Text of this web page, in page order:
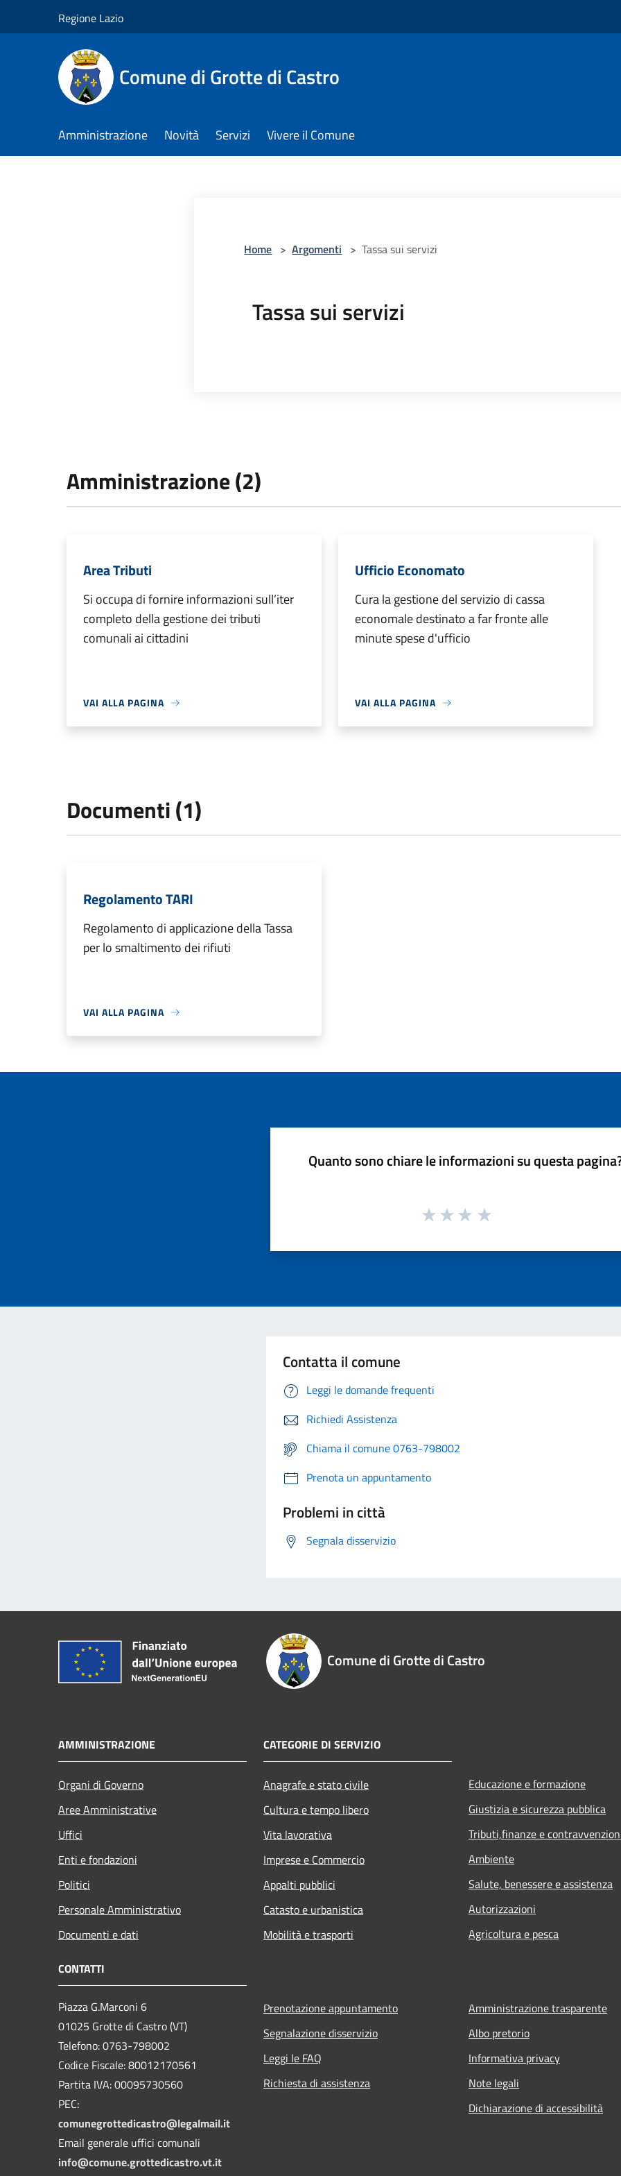
Regione Lazio
Comune di Grotte di Castro
Amministrazione Novità Servizi Vivere il Comune
Home > Argomenti > Tassa sui servizi
Tassa sui servizi
Amministrazione (2)
Area Tributi
Si occupa di fornire informazioni sull’iter
completo della gestione dei tributi
comunali ai cittadini
VAI ALLA PAGINA
Ufficio Economato
Cura la gestione del servizio di cassa
economale destinato a far fronte alle
minute spese d'ufficio
VAI ALLA PAGINA
Documenti (1)
Regolamento TARI
Regolamento di applicazione della Tassa
per lo smaltimento dei rifiuti
VAI ALLA PAGINA
Quanto sono chiare le informazioni su questa
Contatta il comune
Leggi le domande frequenti
Richiedi Assistenza
Chiama il comune 0763-798002
Prenota un appuntamento
Problemi in città
Segnala disservizio
Comune di Grotte di Castro
AMMINISTRAZIONE
Organi di Governo
Aree Amministrative
Uffici
Enti e fondazioni
Politici
Personale Amministrativo
Documenti e dati
CATEGORIE DI SERVIZIO
Anagrafe e stato civile
Cultura e tempo libero
Vita lavorativa
Imprese e Commercio
Appalti pubblici
Catasto e urbanistica
Mobilità e trasporti
Educazione e formazione
Giustizia e sicurezza pubblica
Tributi,finanze e
Ambiente
Salute, benessere e assistenza
Autorizzazioni
Agricoltura e pesca
CONTATTI
Piazza G.Marconi 6
01025 Grotte di Castro (VT)
Telefono: 0763-798002
Codice Fiscale: 80012170561
Partita IVA: 00095730560
PEC:
comunegrottedicastro@legalmail.it
Email generale uffici comunali
info@comune.grottedicastro.vt.it
Prenotazione appuntamento
Segnalazione disservizio
Leggi le FAQ
Richiesta di assistenza
Amministrazione trasparente
Albo pretorio
Informativa privacy
Note legali
Dichiarazione di accessibilità